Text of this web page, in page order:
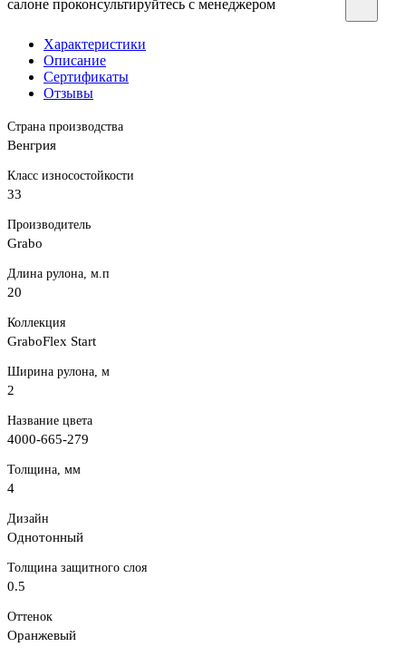
салоне проконсультируйтесь с менеджером
Характеристики
Описание
Сертификаты
Отзывы
Страна производства
Венгрия
Класс износостойкости
33
Производитель
Grabo
Длина рулона, м.п
20
Коллекция
GraboFlex Start
Ширина рулона, м
2
Название цвета
4000-665-279
Толщина, мм
4
Дизайн
Однотонный
Толщина защитного слоя
0.5
Оттенок
Оранжевый